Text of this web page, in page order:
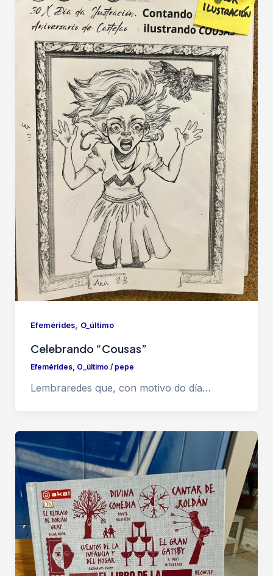
Efemérides, O_último
Celebrando “Cousas”
Efemérides, O_último / pepe
Lembraredes que, con motivo do día…